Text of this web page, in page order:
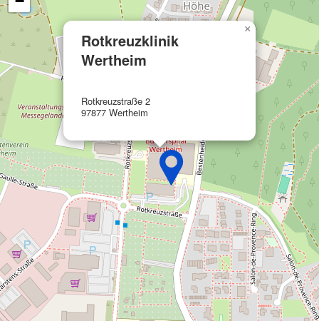
Rotkreuzklinik
Wertheim
Rotkreuzstraße 2
97877 Wertheim
×
Funktional
Werbung